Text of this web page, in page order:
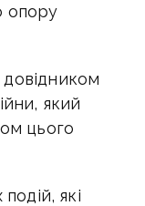
опору
який
цього
які